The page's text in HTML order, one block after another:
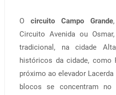
O circuito Campo Grande
Circuito Avenida ou
tradicional, na cidade
históricos da cidade, como
próximo ao elevador
blocos se concentram